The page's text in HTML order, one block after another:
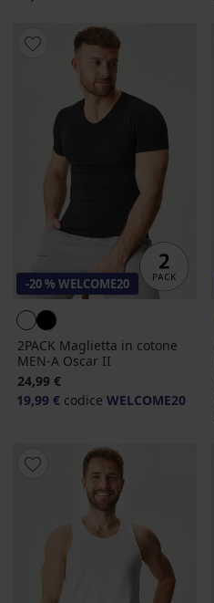
-20 % WELCOME20
2PACK Maglietta in cotone
MEN-A Oscar II
24,99 €
19,99 € codice WELCOME20